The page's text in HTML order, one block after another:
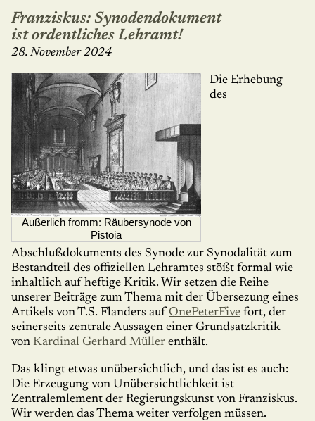
Franziskus: Synodendokument
ist ordentliches Lehramt!
28. November 2024
Außerlich fromm: Räubersynode von
Pistoia
Die Erhebung
des
Abschlußdokuments des Synode zur Synodalität zum
Bestand­teil des offiziellen Lehramtes stößt formal wie
inhaltlich auf heftige Kritik. Wir setzen die Reihe
unserer Beiträge zum Thema mit der Überse­zung eines
Artikels von T.S. Flanders auf OnePeterFive fort, der
seinerseits zentrale Aussagen einer Grundsatzkritik
von Kardinal Gerhard Müller enthält.
Das klingt etwas unübersichtlich, und das ist es auch:
Die Erzeugung von Unübersichtlichkeit ist
Zentralemlement der Regierungskunst von Franziskus.
Wir werden das Thema weiter verfolgen müssen.